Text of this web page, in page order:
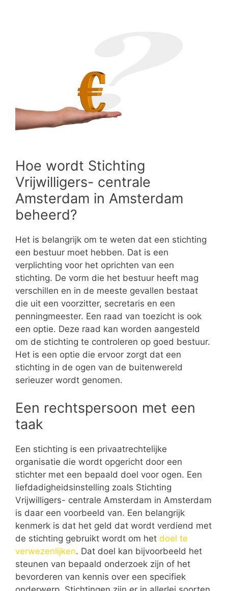
Hoe wordt Stichting
Vrijwilligers- centrale
Amsterdam in Amsterdam
beheerd?
Het is belangrijk om te weten dat een stichting
een bestuur moet hebben. Dat is een
verplichting voor het oprichten van een
stichting. De vorm die het bestuur heeft mag
verschillen en in de meeste gevallen bestaat
die uit een voorzitter, secretaris en een
penningmeester. Een raad van toezicht is ook
een optie. Deze raad kan worden aangesteld
om de stichting te controleren op goed bestuur.
Het is een optie die ervoor zorgt dat een
stichting in de ogen van de buitenwereld
serieuzer wordt genomen.
Een rechtspersoon met een
taak
Een stichting is een privaatrechtelijke
organisatie die wordt opgericht door een
stichter met een bepaald doel voor ogen. Een
liefdadigheidsinstelling zoals Stichting
Vrijwilligers- centrale Amsterdam in Amsterdam
is daar een voorbeeld van. Een belangrijk
kenmerk is dat het geld dat wordt verdiend met
de stichting gebruikt wordt om het doel te
verwezenlijken. Dat doel kan bijvoorbeeld het
steunen van bepaald onderzoek zijn of het
bevorderen van kennis over een specifiek